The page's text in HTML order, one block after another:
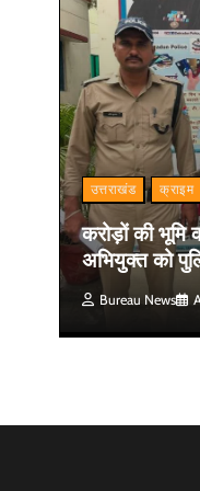
उत्तराखंड क्राइम
करोड़ों की
अभियुक्त को
Bureau News